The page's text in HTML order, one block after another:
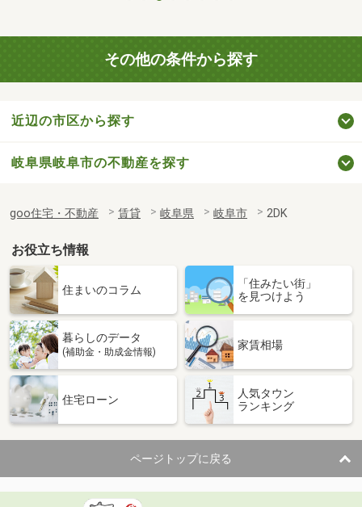
その他の条件から探す
近辺の市区から探す
岐阜県岐阜市の不動産を探す
goo住宅・不動産 賃貸 岐阜県 岐阜市 2DK
お役立ち情報
住まいのコラム
「住みたい街」
を見つけよう
暮らしのデータ
(補助金・助成金情報)
家賃相場
住宅ローン
人気タウン
ランキング
ページトップに戻る